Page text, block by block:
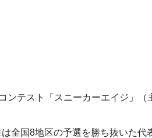
ンテスト「スニーカーエイジ
全国8地区の予選を勝ち抜いた